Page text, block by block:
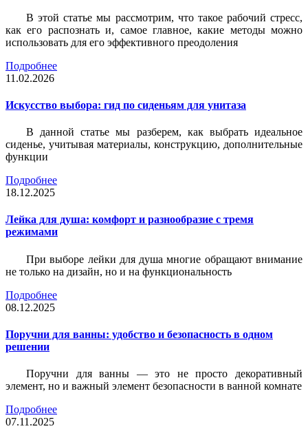
В этой статье мы рассмотрим, что такое рабочий стресс,
как его распознать и, самое главное, какие методы можно
использовать для его эффективного преодоления
Подробнее
11.02.2026
Искусство выбора: гид по сиденьям для унитаза
В данной статье мы разберем, как выбрать идеальное
сиденье, учитывая материалы, конструкцию, дополнительные
функции
Подробнее
18.12.2025
Лейка для душа: комфорт и разнообразие с тремя
режимами
При выборе лейки для душа многие обращают внимание
не только на дизайн, но и на функциональность
Подробнее
08.12.2025
Поручни для ванны: удобство и безопасность в одном
решении
Поручни для ванны — это не просто декоративный
элемент, но и важный элемент безопасности в ванной комнате
Подробнее
07.11.2025